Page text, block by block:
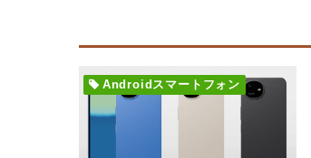
Androidスマートフォン